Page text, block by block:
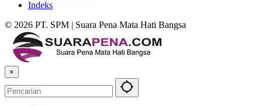
Indeks
© 2026 PT. SPM | Suara Pena Mata Hati Bangsa
×